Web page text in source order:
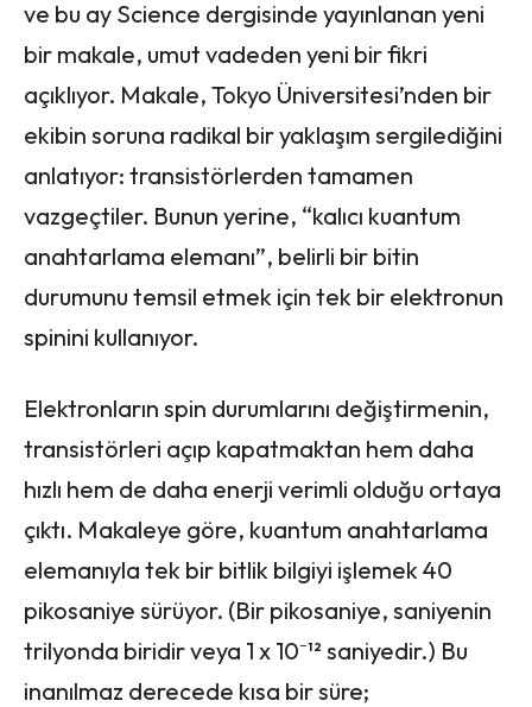
ve bu ay Science dergisinde yayınlanan yeni
bir makale, umut vadeden yeni bir fikri
açıklıyor. Makale, Tokyo Üniversitesi’nden bir
ekibin soruna radikal bir yaklaşım sergilediğini
anlatıyor: transistörlerden tamamen
vazgeçtiler. Bunun yerine, “kalıcı kuantum
anahtarlama elemanı”, belirli bir bitin
durumunu temsil etmek için tek bir elektronun
spinini kullanıyor.
Elektronların spin durumlarını değiştirmenin,
transistörleri açıp kapatmaktan hem daha
hızlı hem de daha enerji verimli olduğu ortaya
çıktı. Makaleye göre, kuantum anahtarlama
elemanıyla tek bir bitlik bilgiyi işlemek 40
pikosaniye sürüyor. (Bir pikosaniye, saniyenin
trilyonda biridir veya 1 x 10⁻¹² saniyedir.) Bu
inanılmaz derecede kısa bir süre;